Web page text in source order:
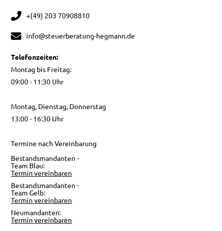
+(49) 203 70908810
info@steuerberatung-hegmann.de
Telefonzeiten:
Montag bis Freitag:
09:00 - 11:30 Uhr
Montag, Dienstag, Donnerstag
13:00 - 16:30 Uhr
Termine nach Vereinbarung
Bestandsmandanten -
Team Blau:
Termin vereinbaren
Bestandsmandanten -
Team Gelb:
Termin vereinbaren
Neumandanten:
Termin vereinbaren